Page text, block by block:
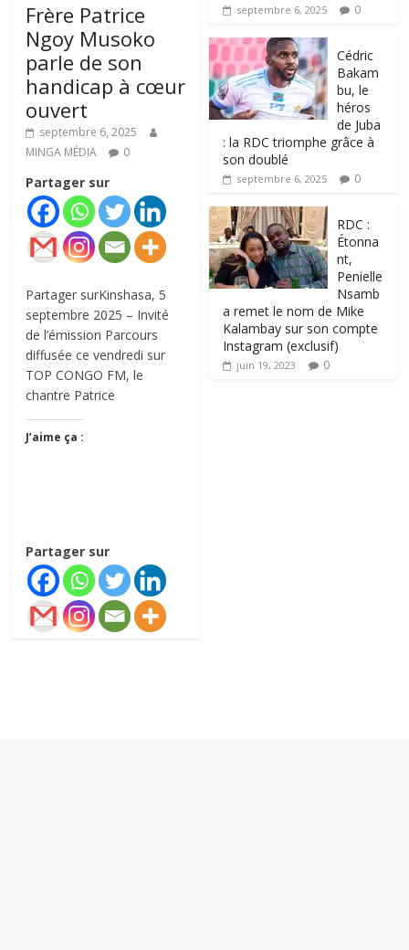
Frère Patrice
Ngoy Musoko
parle de son
handicap à cœur
ouvert
septembre 6, 2025
MINGA MÉDIA
0
Partager sur
Partager surKinshasa, 5
septembre 2025 – Invité
de l’émission Parcours
diffusée ce vendredi sur
TOP CONGO FM, le
chantre Patrice
J’aime ça :
Partager sur
septembre 6, 2025 0
‎Cédric
Bakam
bu, le
héros
de Juba
: la RDC triomphe grâce à
son doublé
septembre 6, 2025 0
RDC :
Étonna
nt,
Penielle
Nsamb
a remet le nom de Mike
Kalambay sur son compte
Instagram (exclusif)
juin 19, 2023 0